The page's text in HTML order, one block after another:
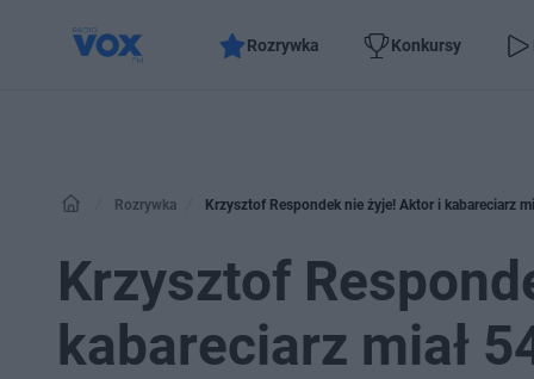
Rozrywka Konkursy
Rozrywka Krzysztof Respondek nie żyje! Aktor i kabareciarz
Krzysztof
kabareciarz miał